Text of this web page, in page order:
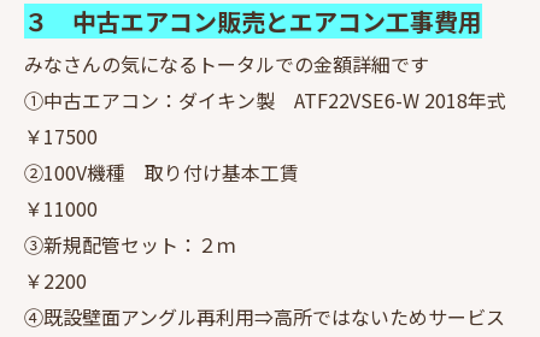
３ 中古エアコン販売とエアコン工事費用
みなさんの気になるトータルでの金額詳細です
①中古エアコン：ダイキン製 ATF22VSE6-W 2018年式
￥17500
②100V機種 取り付け基本工賃
￥11000
③新規配管セット：２ｍ
￥2200
④既設壁面アングル再利用⇒高所ではないためサービス